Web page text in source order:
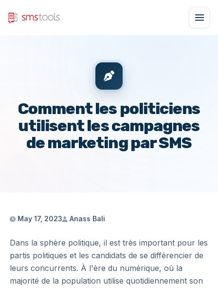
Comment les politiciens
utilisent les campagnes
de marketing par SMS
May 17, 2023 Anass Bali
Dans la sphère politique, il est très important pour les
partis politiques et les candidats de se différencier de
leurs concurrents. À l'ère du numérique, où la
majorité de la population utilise quotidiennement son